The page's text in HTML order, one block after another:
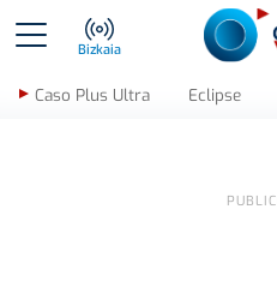
Bizkaia
Caso Plus Ultra Eclipse